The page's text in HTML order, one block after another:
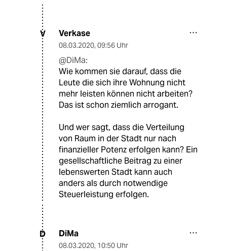
V Verkase
08.03.2020, 09:56 Uhr
@DiMa:
Wie kommen sie darauf, dass die
Leute die sich ihre Wohnung nicht
mehr leisten können nicht arbeiten?
Das ist schon ziemlich arrogant.
Und wer sagt, dass die Verteilung
von Raum in der Stadt nur nach
finanzieller Potenz erfolgen kann? Ein
gesellschaftliche Beitrag zu einer
lebenswerten Stadt kann auch
anders als durch notwendige
Steuerleistung erfolgen.
D DiMa
08.03.2020, 10:50 Uhr